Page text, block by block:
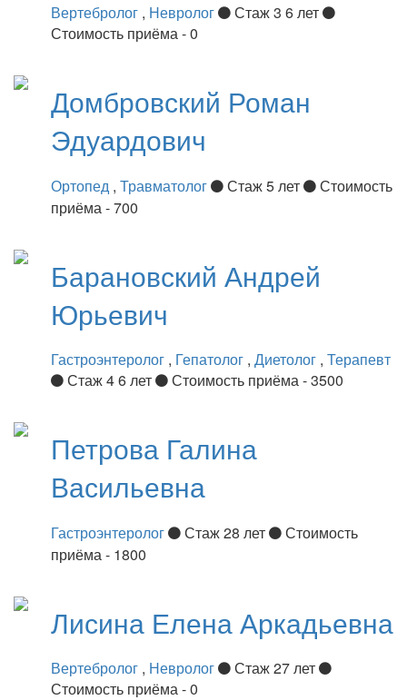
Вертебролог , Невролог
Стаж 3 6 лет
Стоимость приёма - 0
Домбровский Роман
Эдуардович
Ортопед , Травматолог Стаж 5 лет
Стоимость
приёма - 700
Барановский Андрей
Юрьевич
Гастроэнтеролог , Гепатолог , Диетолог , Терапевт
Стаж 4 6 лет
Стоимость приёма - 3500
Петрова Галина
Васильевна
Гастроэнтеролог Стаж 28 лет
Стоимость
приёма - 1800
Лисина Елена Аркадьевна
Вертебролог , Невролог
Стаж 27 лет
Стоимость приёма - 0